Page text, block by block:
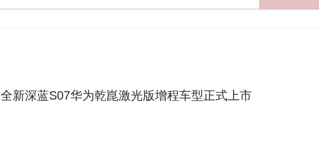
全新深蓝S07华为乾崑激光版增程车型正式上市